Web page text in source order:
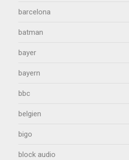
barcelona
batman
bayer
bayern
bbc
belgien
bigo
block audio